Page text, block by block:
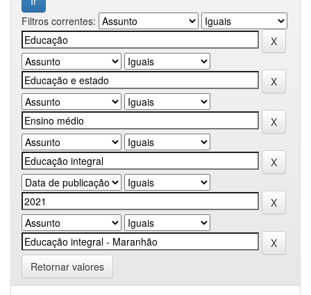
Filtros correntes:
Retornar valores